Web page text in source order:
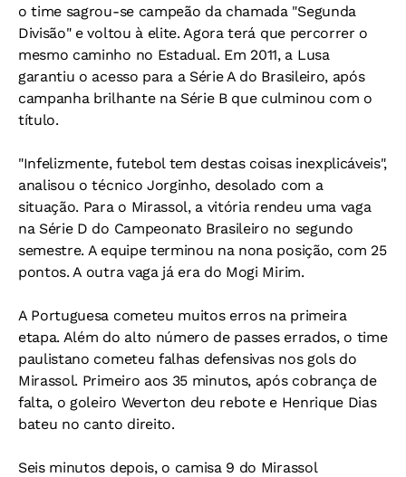
o time sagrou-se campeão da chamada "Segunda
Divisão" e voltou à elite. Agora terá que percorrer o
mesmo caminho no Estadual. Em 2011, a Lusa
garantiu o acesso para a Série A do Brasileiro, após
campanha brilhante na Série B que culminou com o
título.
"Infelizmente, futebol tem destas coisas inexplicáveis",
analisou o técnico Jorginho, desolado com a
situação. Para o Mirassol, a vitória rendeu uma vaga
na Série D do Campeonato Brasileiro no segundo
semestre. A equipe terminou na nona posição, com 25
pontos. A outra vaga já era do Mogi Mirim.
A Portuguesa cometeu muitos erros na primeira
etapa. Além do alto número de passes errados, o time
paulistano cometeu falhas defensivas nos gols do
Mirassol. Primeiro aos 35 minutos, após cobrança de
falta, o goleiro Weverton deu rebote e Henrique Dias
bateu no canto direito.
Seis minutos depois, o camisa 9 do Mirassol